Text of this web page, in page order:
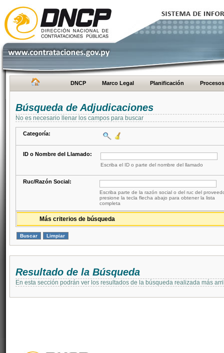
DNCP Marco Legal Planificación Procesos
Búsqueda de Adjudicaciones
No es necesario llenar los campos para buscar
Categoría:
ID o Nombre del Llamado:
Escriba el ID o parte del nombre del llamado
Ruc/Razón Social:
Escriba parte de la razón social o del ruc del
presione la tecla flecha abajo para obtener la lista
completa
Más criterios de búsqueda
Resultado de la Búsqueda
En esta sección podrán ver los resultados de la búsqueda realizada más